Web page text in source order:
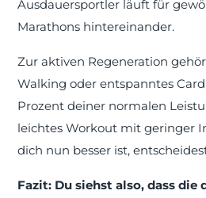
Ausdauersportler läuft für
Marathons hintereinander.
Zur aktiven Regeneration
Walking oder entspanntes
Prozent deiner normalen
leichtes Workout mit geringer
dich nun besser ist,
Fazit: Du siehst also, dass die